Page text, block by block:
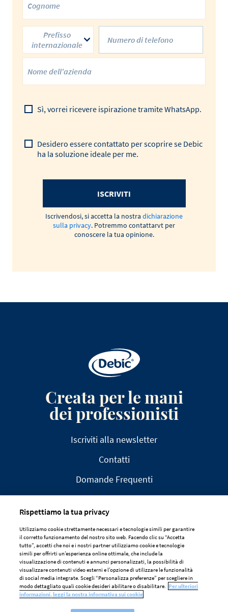
Prefisso
internazionale
Sì, vorrei ricevere ispirazione tramite WhatsApp.
Desidero essere contattato per scoprire se Debic
ha la soluzione ideale per me.
ISCRIVITI
Iscrivendosi, si accetta la nostra dichiarazione
sulla privacy. Potremmo contattarvt per
conoscere la tua opinione.
Creata per le mani
dei professionisti
Iscriviti alla newsletter
Contatti
Domande Frequenti
AVVISO LEGALE
DICHIARAZIONE SULLA PRIVACY
POLITICA SUI COOKIE
Preferenze Dei Cookie
Rispettiamo la tua privacy
Utilizziamo cookie strettamente necessari e tecnologie simili per garantire
il corretto funzionamento del nostro sito web. Facendo clic su “Accetta
tutto”, accetti che noi e i nostri partner utilizziamo cookie e tecnologie
simili per offrirti un’esperienza online ottimale, che include la
visualizzazione di contenuti e annunci personalizzati, la possibilità di
visualizzare contenuti video esterni e l’opzione di utilizzare le funzionalità
di social media integrate. Scegli “Personalizza preferenze” per scegliere in
modo dettagliato quali cookie desideri abilitare o disabilitare. Per ulteriori
informazioni, leggi la nostra informativa sui cookie